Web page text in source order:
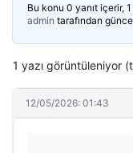
Bu konu 0 yanıt içerir,
admin tarafından
1 yazı görüntüleniyor
12/05/2026: 01:43